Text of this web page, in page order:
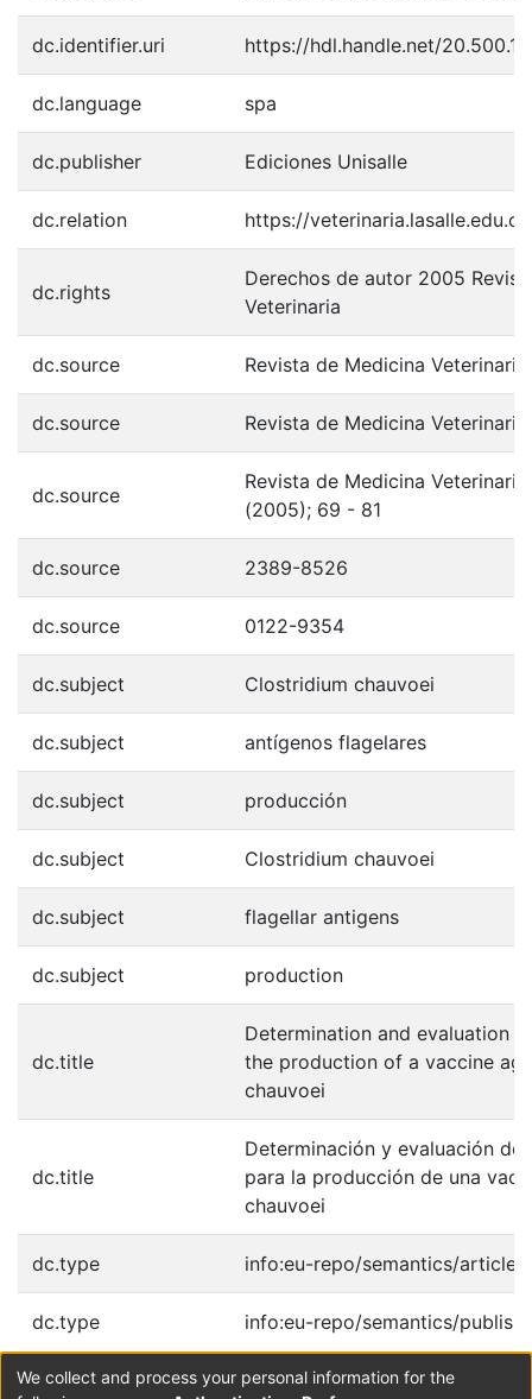
dc.identifier.uri https://hdl.handle.net/
dc.language spa
dc.publisher Ediciones Unisalle
dc.relation https://
dc.rights
Derechos de autor 2005
Veterinaria
dc.source Revista de Medicina
dc.source Revista de Medicina
dc.source
Revista de Medicina
(2005); 69 - 81
dc.source 2389-8526
dc.source 0122-9354
dc.subject Clostridium chauvoei
dc.subject antígenos flagelares
dc.subject producción
dc.subject Clostridium chauvoei
dc.subject flagellar antigens
dc.subject production
dc.title
Determination and evaluation
the production of a vaccine
chauvoei
dc.title
Determinación y evaluación
para la producción de una
chauvoei
dc.type info:eu-repo/semantics/article
dc.type info:eu-repo/semantics/
Collections
We collect and process your personal information for the